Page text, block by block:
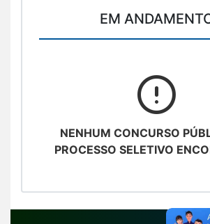
EM
NENHUM CONCURSO
PROCESSO SELETIVO